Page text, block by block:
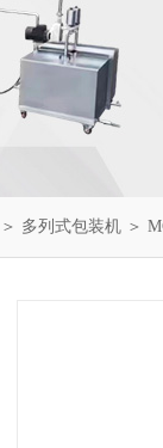
＞ 多列式包装机 ＞